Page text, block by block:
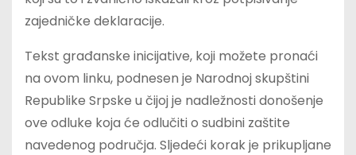
zajedničke deklaracije.
Tekst građanske inicijative, koji možete pronaći
na ovom linku, podnesen je Narodnoj skupštini
Republike Srpske u čijoj je nadležnosti donošenje
ove odluke koja će odlučiti o sudbini zaštite
navedenog područja. Sljedeći korak je prikupljane